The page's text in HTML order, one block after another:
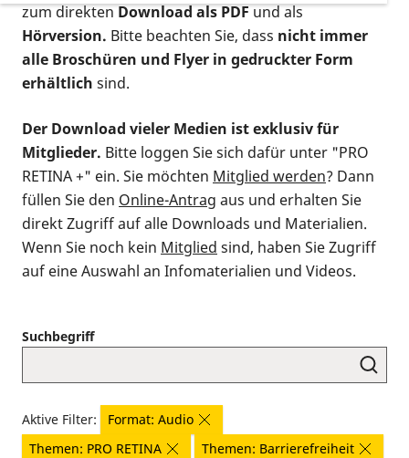
zum direktenDownload als PDFund als
Hörversion. Bitte beachten Sie, dass nicht immer
alle Broschüren und Flyer in gedruckter Form
erhältlich sind.
Der Download vieler Medien ist exklusiv für
Mitglieder. Bitte loggen Sie sich dafür unter "PRO
RETINA +" ein. Sie möchten Mitglied werden? Dann
füllen Sie den Online-Antrag aus und erhalten Sie
direkt Zugriff auf alle Downloads und Materialien.
Wenn Sie noch kein Mitglied sind, haben Sie Zugriff
auf eine Auswahl an Infomaterialien und Videos.
Suchbegriff
Aktive Filter:
Format: Audio
Themen: PRO RETINA
Themen: Barrierefreiheit